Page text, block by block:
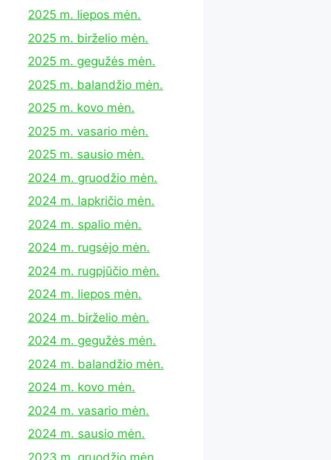
2025 m. liepos mėn.
2025 m. birželio mėn.
2025 m. gegužės mėn.
2025 m. balandžio mėn.
2025 m. kovo mėn.
2025 m. vasario mėn.
2025 m. sausio mėn.
2024 m. gruodžio mėn.
2024 m. lapkričio mėn.
2024 m. spalio mėn.
2024 m. rugsėjo mėn.
2024 m. rugpjūčio mėn.
2024 m. liepos mėn.
2024 m. birželio mėn.
2024 m. gegužės mėn.
2024 m. balandžio mėn.
2024 m. kovo mėn.
2024 m. vasario mėn.
2024 m. sausio mėn.
2023 m. gruodžio mėn.